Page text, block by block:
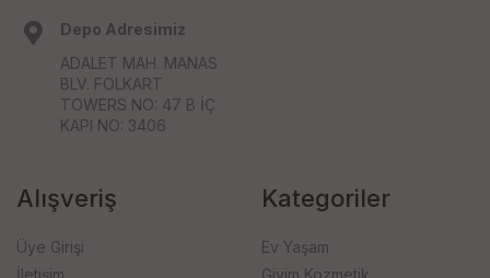
Depo Adresimiz
ADALET MAH. MANAS
BLV. FOLKART
TOWERS NO: 47 B İÇ
KAPI NO: 3406
Alışveriş
Üye Girişi
Kategoriler
Ev Yaşam